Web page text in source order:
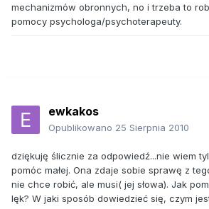
mechanizmów obronnych, no i trzeba to
pomocy psychologa/psychoterapeuty.
ewkakos
Opublikowano 25 Sierpnia 2010
dziękuję ślicznie za odpowiedź...nie wiem
pomóc małej. Ona zdaje sobie sprawę z
nie chce robić, ale musi( jej słowa). Jak
lęk? W jaki sposób dowiedzieć się, czym